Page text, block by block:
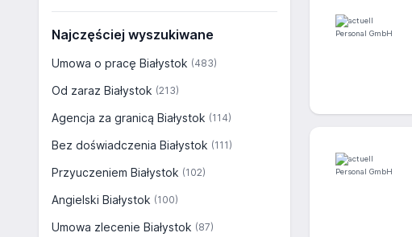
Najczęściej wyszukiwane
Umowa o pracę Białystok (483)
Od zaraz Białystok (213)
Agencja za granicą Białystok (114)
Bez doświadczenia Białystok (111)
Przyuczeniem Białystok (102)
Angielski Białystok (100)
Umowa zlecenie Białystok (87)